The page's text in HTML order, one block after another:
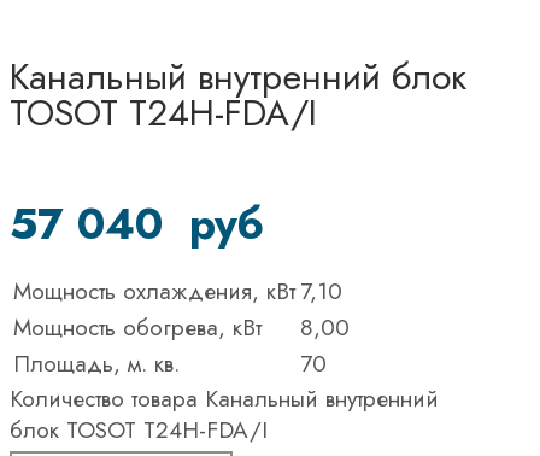
Канальный внутренний блок
TOSOT T24H-FDA/I
57 040 руб
Мощность охлаждения, кВт7,10
Мощность обогрева, кВт
8,00
Площадь, м. кв.
70
Количество товара Канальный внутренний
блок TOSOT T24H-FDA/I